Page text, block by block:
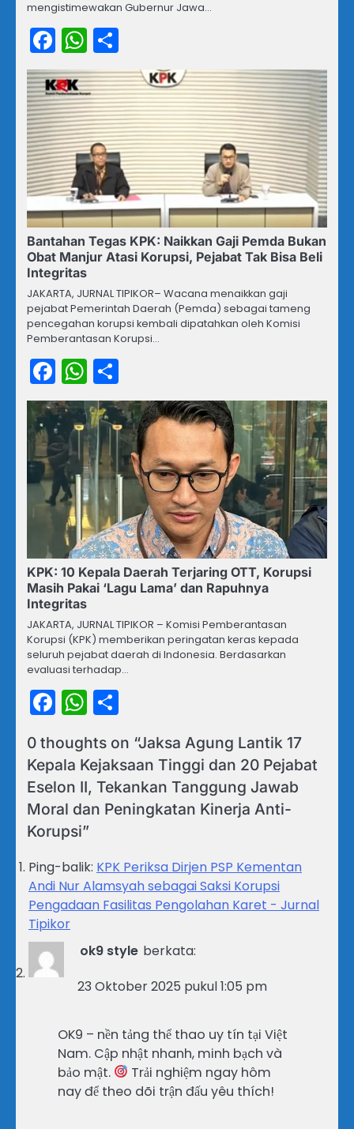
mengistimewakan Gubernur Jawa…
Facebook
WhatsApp
Bantahan Tegas KPK: Naikkan Gaji Pemda Bukan
Obat Manjur Atasi Korupsi, Pejabat Tak Bisa Beli
Integritas
JAKARTA, JURNAL TIPIKOR– Wacana menaikkan gaji
pejabat Pemerintah Daerah (Pemda) sebagai tameng
pencegahan korupsi kembali dipatahkan oleh Komisi
Pemberantasan Korupsi…
Facebook
WhatsApp
KPK: 10 Kepala Daerah Terjaring OTT, Korupsi
Masih Pakai ‘Lagu Lama’ dan Rapuhnya
Integritas
JAKARTA, JURNAL TIPIKOR – Komisi Pemberantasan
Korupsi (KPK) memberikan peringatan keras kepada
seluruh pejabat daerah di Indonesia. Berdasarkan
evaluasi terhadap…
Facebook
WhatsApp
0 thoughts on “Jaksa Agung Lantik 17
Kepala Kejaksaan Tinggi dan 20 Pejabat
Eselon II, Tekankan Tanggung Jawab
Moral dan Peningkatan Kinerja Anti-
Korupsi”
Ping-balik: KPK Periksa Dirjen PSP Kementan
Andi Nur Alamsyah sebagai Saksi Korupsi
Pengadaan Fasilitas Pengolahan Karet - Jurnal
Tipikor
ok9 style berkata:
23 Oktober 2025 pukul 1:05 pm
OK9 – nền tảng thể thao uy tín tại Việt
Nam. Cập nhật nhanh, minh bạch và
bảo mật.
Trải nghiệm ngay hôm
nay để theo dõi trận đấu yêu thích!